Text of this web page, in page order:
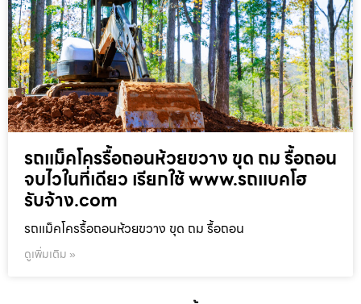
รถแม็คโครรื้อถอนห้วยขวาง ขุด ถม รื้อถอน
จบไวในที่เดียว เรียกใช้ www.รถแบคโฮ
รับจ้าง.com
รถแม็คโครรื้อถอนห้วยขวาง ขุด ถม รื้อถอน
ดูเพิ่มเติม »